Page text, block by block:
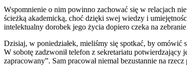
Wspomnienie o nim powinno zachować się w relacjach
ścieżką akademicką, choć dzięki swej wiedzy i
intelektualny dorobek jego życia dopiero czeka na
Dzisiaj, w poniedziałek, mieliśmy się spotkać, by omówić
W sobotę zadzwonił telefon z sekretariatu potwierdzający
zapracowany”. Sam pracował niemal bezustannie na